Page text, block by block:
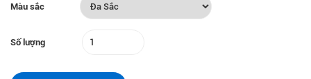
Màu sắc
Số lượng